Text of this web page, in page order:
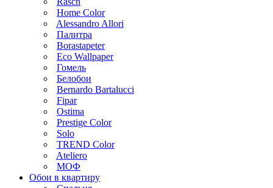
Home Color
Alessandro Allori
Палитра
Borastapeter
Eco Wallpaper
Гомель
Белобои
Bernardo Bartalucci
Fipar
Ostima
Prestige Color
Solo
TREND Color
Ateliero
МОФ
Обои в квартиру